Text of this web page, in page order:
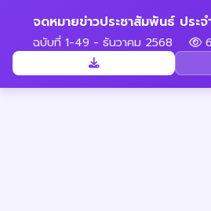
จดหมายข่าวประชาสัมพันธ์ ประ
ฉบับที่ 1-49 - ธันวาคม 2568